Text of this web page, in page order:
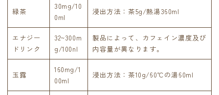
緑茶
30mg/10
0ml
浸出方法：茶5g/熱湯360ml
エナジー
ドリンク
32~300m
g/100nl
製品によって、カフェイン濃度及び
内容量が異なります。
玉露
160mg/1
00ml
浸出方法：茶10g/60℃の湯60ml